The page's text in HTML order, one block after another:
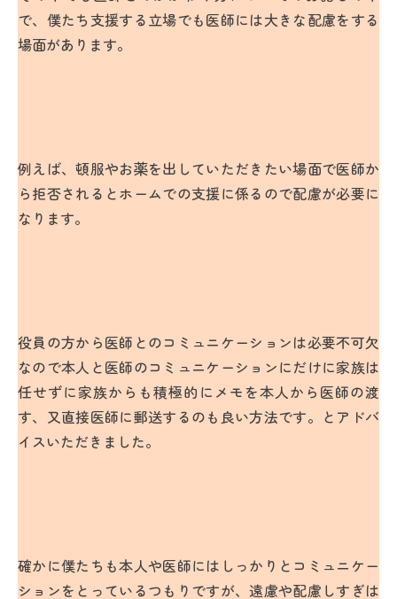
で、僕たち支援する立場でも医師には大きな配慮をする
場面があります。
例えば、頓服やお薬を出していただきたい場面で医師か
ら拒否されるとホームでの支援に係るので配慮が必要に
なります。
役員の方から医師とのコミュニケーションは必要不可欠
なので本人と医師のコミュニケーションにだけに家族は
任せずに家族からも積極的にメモを本人から医師の渡
す、又直接医師に郵送するのも良い方法です。とアドバ
イスいただきました。
確かに僕たちも本人や医師にはしっかりとコミュニケー
ションをとっているつもりですが、遠慮や配慮しすぎは